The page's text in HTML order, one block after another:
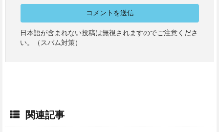
日本語が含まれない投稿は無視されますのでご注意くださ
い。（スパム対策）
関連記事